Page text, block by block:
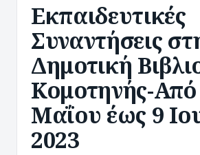
Εκπαιδευτικές
Συναντήσεις
Δημοτική
Κομοτηνής-Από
Μαΐου έως 9
2023